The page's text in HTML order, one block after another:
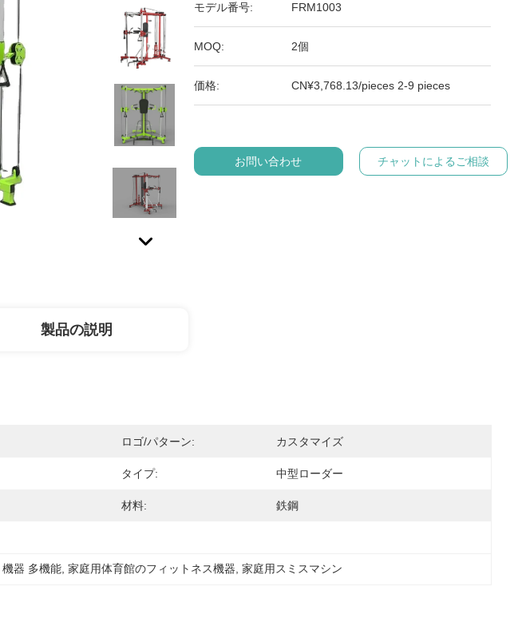
モデル番号: FRM1003
MOQ: 2個
価格: CN¥3,768.13/pieces 2-9 pieces
お問い合わせ チャットによるご相談
製品の説明
ロゴ/パターン: カスタマイズ
タイプ: 中型ローダー
材料: 鉄鋼
器 多機能 , 家庭用体育館のフィットネス機器 , 家庭用スミスマシン